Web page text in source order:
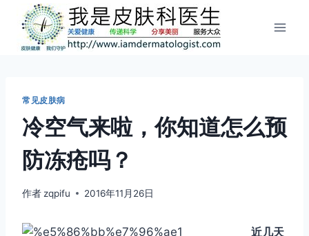
常见皮肤病
冷空气来啦，你知道怎么预
防冻疮吗？
作者 zqpifu 2016年11月26日
近几天